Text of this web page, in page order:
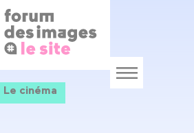
au
contenu
principal
Menu
Le cinéma